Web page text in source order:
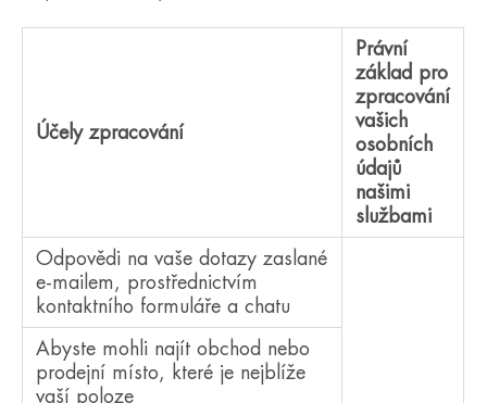
Účely zpracování
Právní
základ pro
zpracování
vašich
osobních
údajů
našimi
službami
Odpovědi na vaše dotazy zaslané
e-mailem, prostřednictvím
kontaktního formuláře a chatu
Abyste mohli najít obchod nebo
prodejní místo, které je nejblíže
vaší poloze